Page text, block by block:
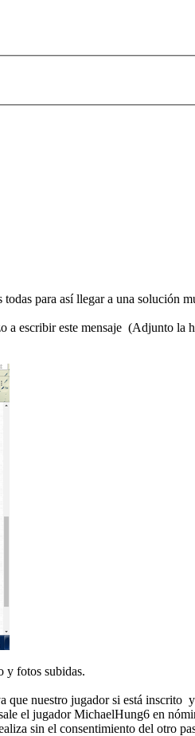
para así llegar a una solución
escribir este mensaje (Adjunto la
y fotos subidas.
nuestro jugador si está inscrito
el jugador MichaelHung6 en
sin el consentimiento del otro